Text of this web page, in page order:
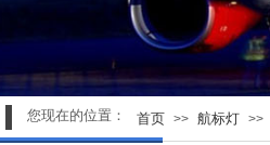
您现在的位置： 首页 >> 航标灯 >>